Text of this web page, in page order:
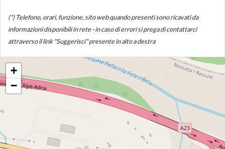
(*) Telefono, orari, funzione, sito web quando presenti sono ricavati da
informazioni disponibili in rete - in caso di errori si prega di contattarci
attraverso il link "Suggerisci" presente in alto a destra
+
−